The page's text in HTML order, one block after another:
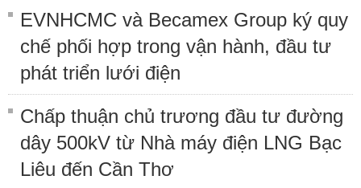
EVNHCMC và Becamex Group ký quy
chế phối hợp trong vận hành, đầu tư
phát triển lưới điện
Chấp thuận chủ trương đầu tư đường
dây 500kV từ Nhà máy điện LNG Bạc
Liêu đến Cần Thơ